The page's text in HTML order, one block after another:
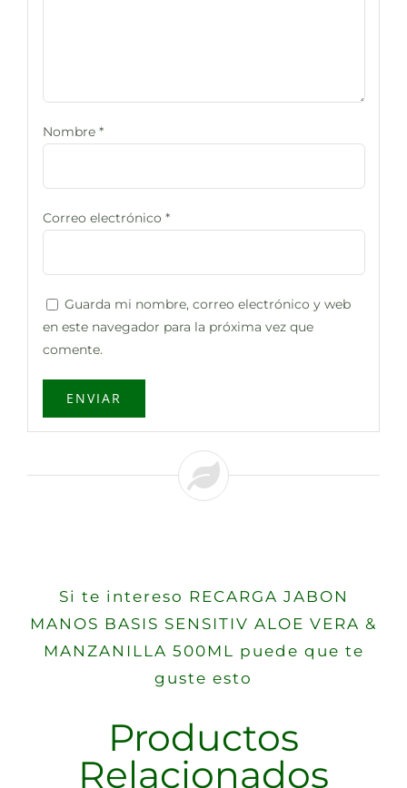
Nombre *
Correo electrónico *
Guarda mi nombre, correo electrónico y web
en este navegador para la próxima vez que
comente.
Si te intereso RECARGA JABON
MANOS BASIS SENSITIV ALOE VERA &
MANZANILLA 500ML puede que te
guste esto
Productos
Relacionados